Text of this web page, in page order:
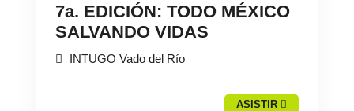
7a. EDICIÓN: TODO MÉXICO
SALVANDO VIDAS
INTUGO Vado del Río
ASISTIR